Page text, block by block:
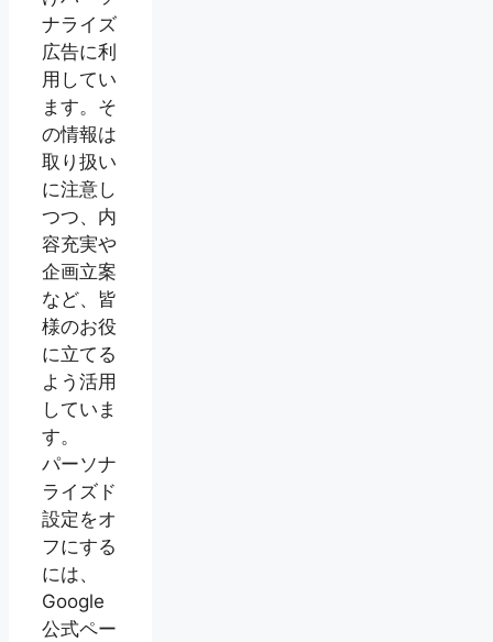
ナライズ
広告に利
用してい
ます。そ
の情報は
取り扱い
に注意し
つつ、内
容充実や
企画立案
など、皆
様のお役
に立てる
よう活用
していま
す。
パーソナ
ライズド
設定をオ
フにする
には、
Google
公式ペー